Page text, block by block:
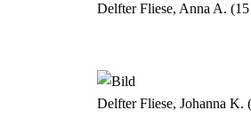
Delfter Fliese, Anna A. (15
Delfter Fliese, Johanna K.